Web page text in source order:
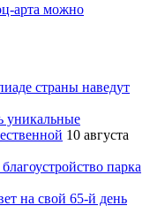
арта можно
страны наведут
уникальные
10 августа
парка
на свой 65-й день